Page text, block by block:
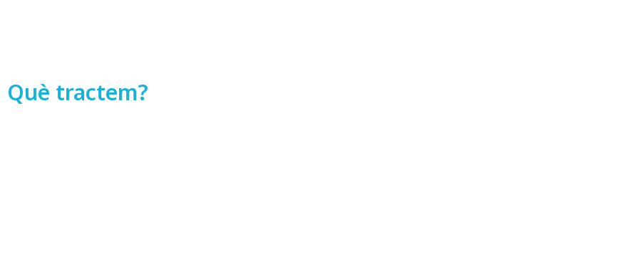
Què tractem?